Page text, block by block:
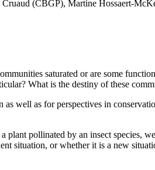
Cruaud (CBGP), Martine Hossaert-
saturated or are some
What is the destiny of these
well as for perspectives in
pollinated by an insect species,
situation, or whether it is a new